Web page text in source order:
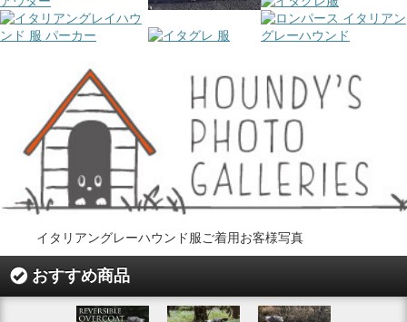
イタリアングレーハウンド服ご着用お客様写真
おすすめ商品